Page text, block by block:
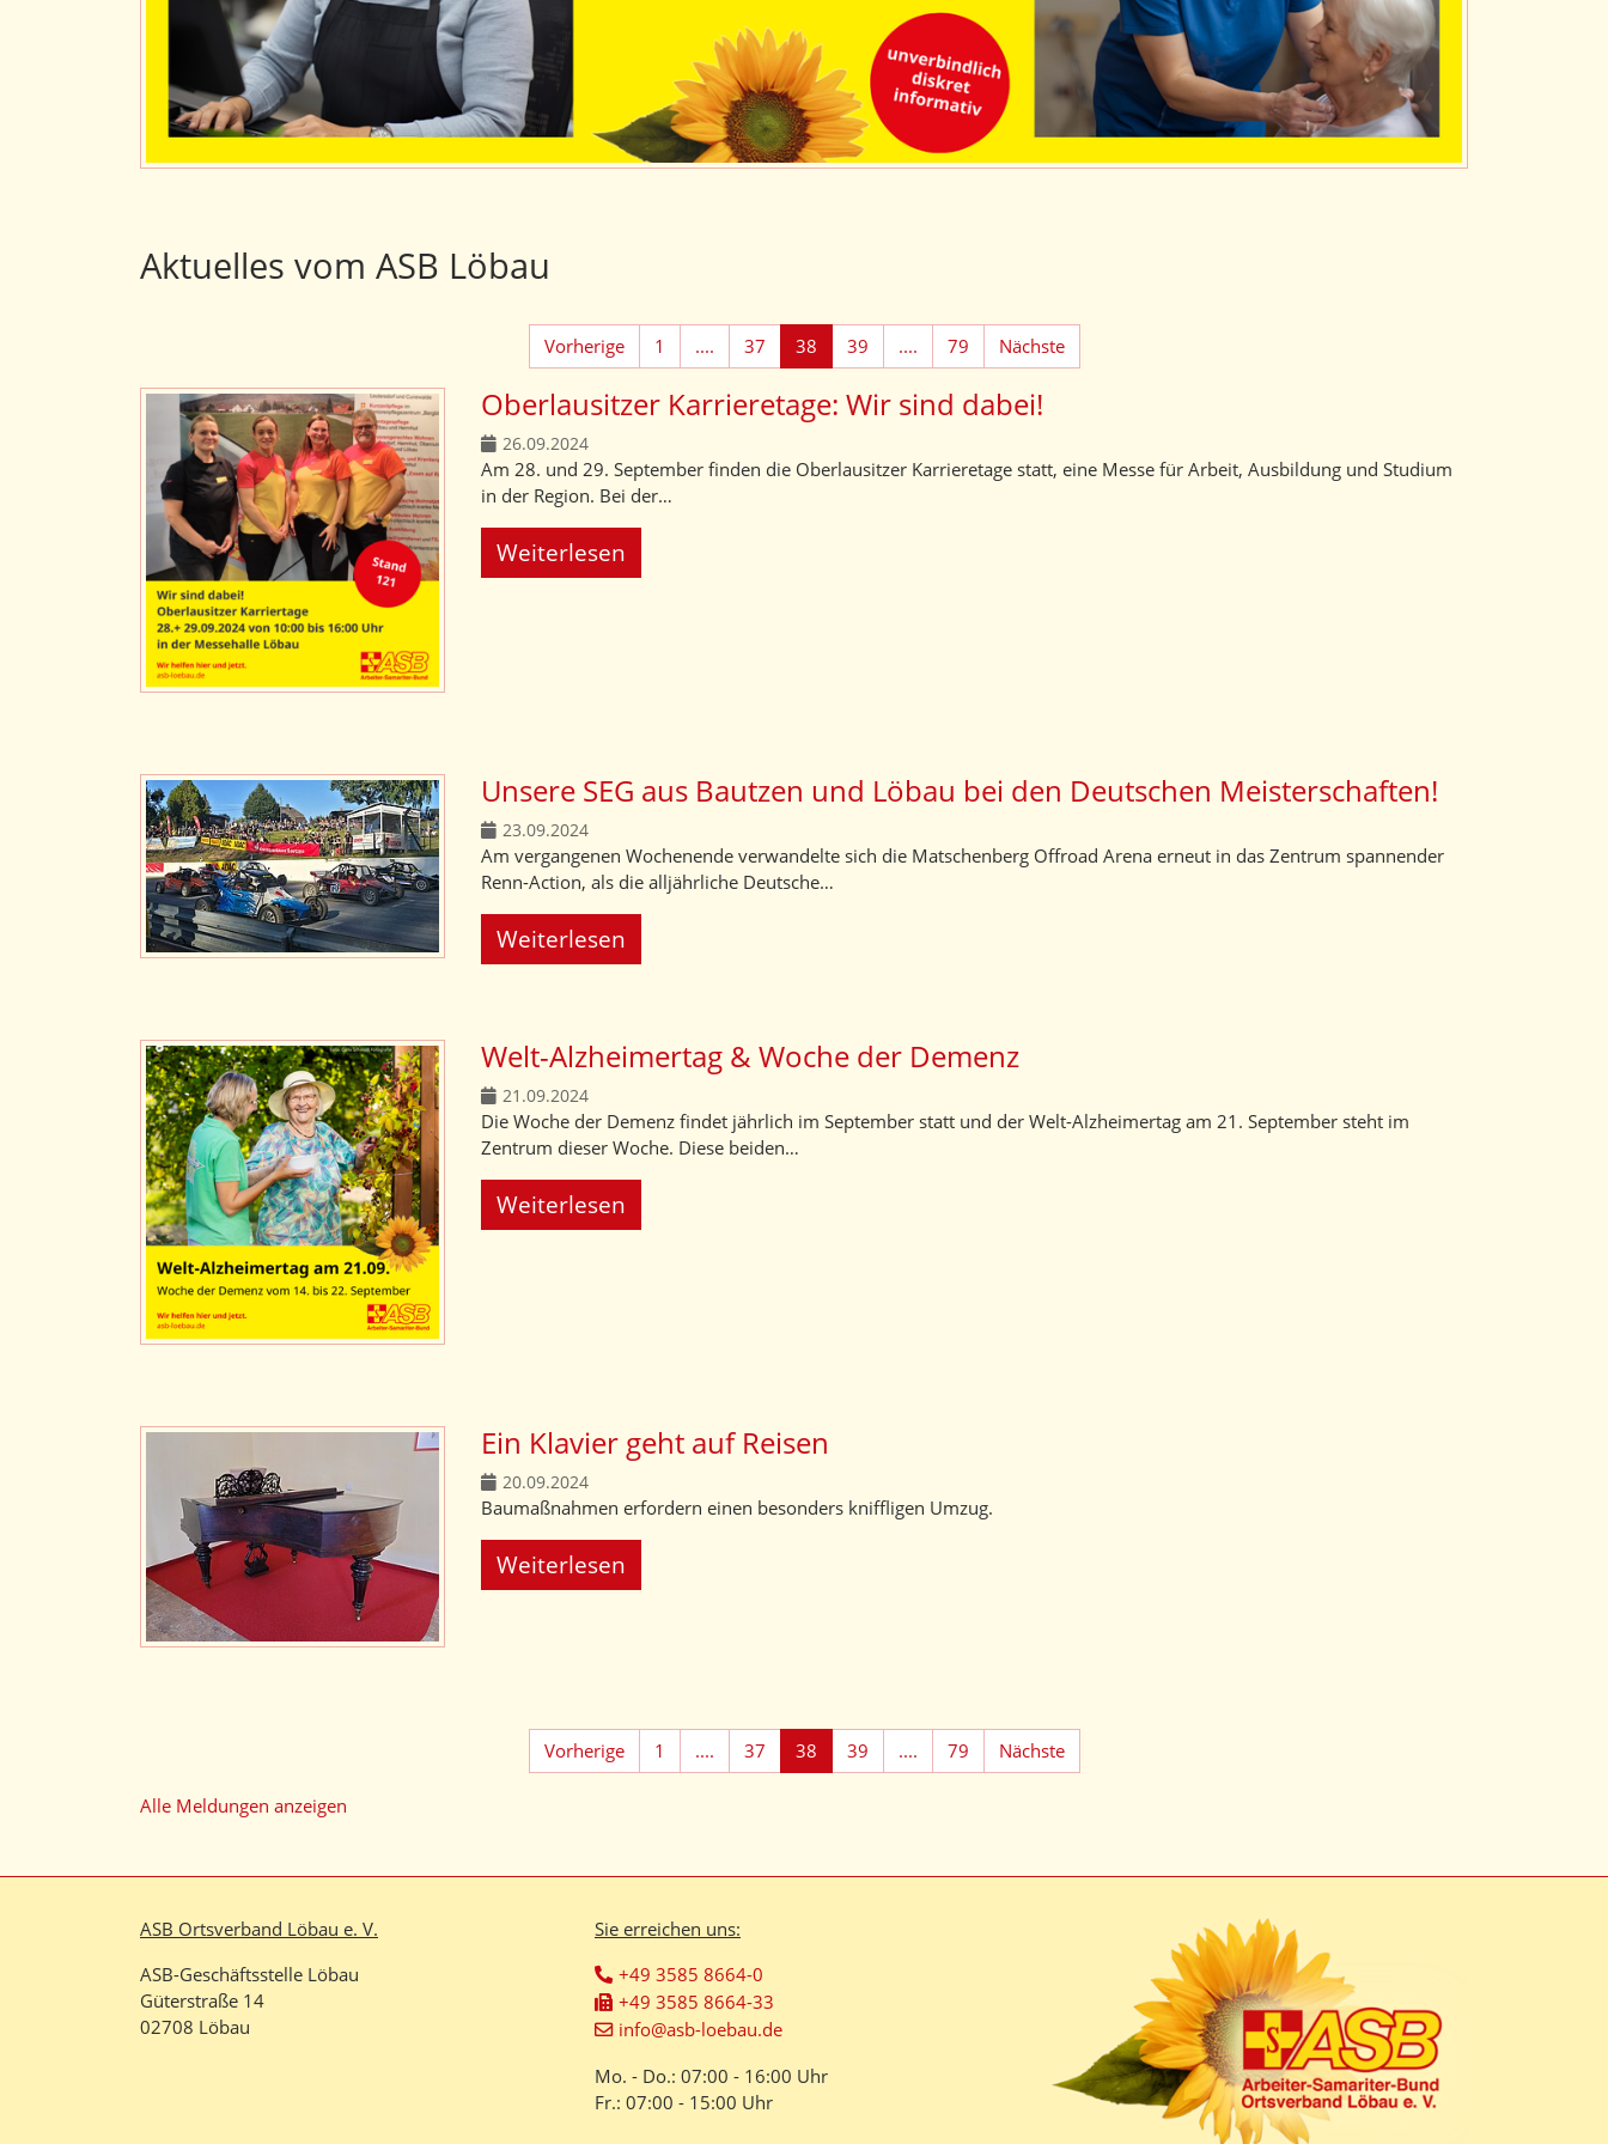
Aktuelles vom ASB Löbau
Vorherige 1 .... 37 38 39 .... 79 Nächste
Oberlausitzer Karrieretage: Wir sind dabei!
26.09.2024
Am 28. und 29. September finden die Oberlausitzer Karrieretage statt, eine Messe für Arbeit, Ausbildung und Studium
in der Region. Bei der…
Weiterlesen
Unsere SEG aus Bautzen und Löbau bei den Deutschen Meisterschaften!
23.09.2024
Am vergangenen Wochenende verwandelte sich die Matschenberg Offroad Arena erneut in das Zentrum spannender
Renn-Action, als die alljährliche Deutsche…
Weiterlesen
Welt-Alzheimertag & Woche der Demenz
21.09.2024
Die Woche der Demenz findet jährlich im September statt und der Welt-Alzheimertag am 21. September steht im
Zentrum dieser Woche. Diese beiden…
Weiterlesen
Ein Klavier geht auf Reisen
20.09.2024
Baumaßnahmen erfordern einen besonders kniffligen Umzug.
Weiterlesen
Vorherige 1 .... 37 38 39 .... 79 Nächste
Alle Meldungen anzeigen
ASB Ortsverband Löbau e. V.
ASB-Geschäftsstelle Löbau
Güterstraße 14
02708 Löbau
Sie erreichen uns:
+49 3585 8664-0
+49 3585 8664-33
info@asb-loebau.de
Mo. - Do.: 07:00 - 16:00 Uhr
Fr.: 07:00 - 15:00 Uhr